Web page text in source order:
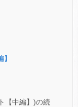
【中編】)の続